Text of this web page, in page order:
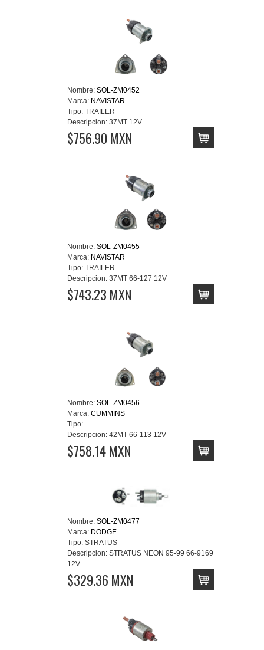
Nombre: SOL-ZM0452
Marca: NAVISTAR
Tipo: TRAILER
Descripcion: 37MT 12V
$756.90 MXN
Nombre: SOL-ZM0455
Marca: NAVISTAR
Tipo: TRAILER
Descripcion: 37MT 66-127 12V
$743.23 MXN
Nombre: SOL-ZM0456
Marca: CUMMINS
Tipo:
Descripcion: 42MT 66-113 12V
$758.14 MXN
Nombre: SOL-ZM0477
Marca: DODGE
Tipo: STRATUS
Descripcion: STRATUS NEON 95-99 66-9169
12V
$329.36 MXN